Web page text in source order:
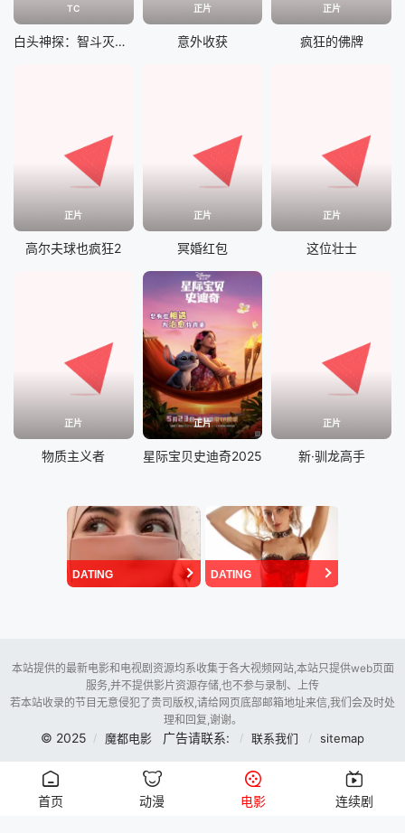
TC
白头神探：智斗灭世狂人
正片
意外收获
正片
疯狂的佛牌
正片
高尔夫球也疯狂2
正片
冥婚红包
正片
这位壮士
正片
物质主义者
正片
星际宝贝史迪奇2025
正片
新·驯龙高手
DATING DATING
本站提供的最新电影和电视剧资源均系收集于各大视频网站,本站只提供web页面
服务,并不提供影片资源存储,也不参与录制、上传
若本站收录的节目无意侵犯了贵司版权,请给网页底部邮箱地址来信,我们会及时处
理和回复,谢谢。
© 2025 魔都电影 广告请联系: 联系我们 sitemap
首页 动漫 电影
连续剧